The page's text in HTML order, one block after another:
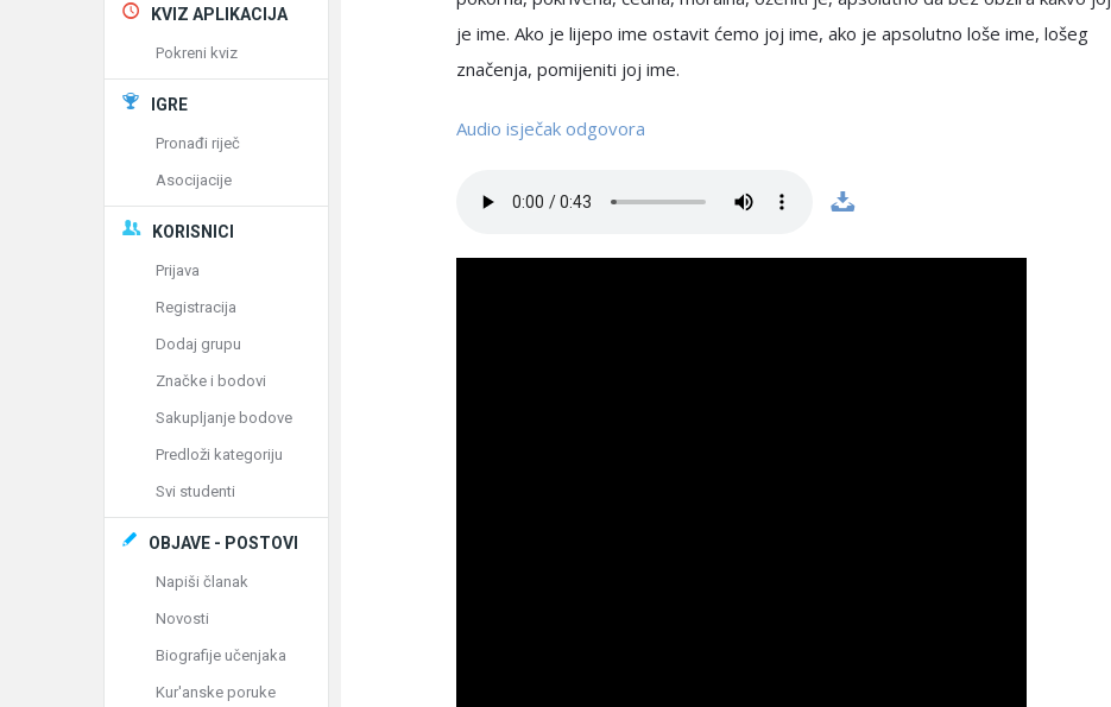
je ime. Ako je lijepo ime ostavit ćemo joj ime, ako je apsolutno loše ime, lošeg
značenja, pomijeniti joj ime.
Audio isječak odgovora
KVIZ APLIKACIJA
Pokreni kviz
IGRE
Pronađi riječ
Asocijacije
KORISNICI
Prijava
Registracija
Dodaj grupu
Značke i bodovi
Sakupljanje bodove
Predloži kategoriju
Svi studenti
OBJAVE - POSTOVI
Napiši članak
Novosti
Biografije učenjaka
Kur'anske poruke